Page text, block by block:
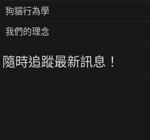
狗貓行為學
我們的理念
隨時追蹤最新訊息！